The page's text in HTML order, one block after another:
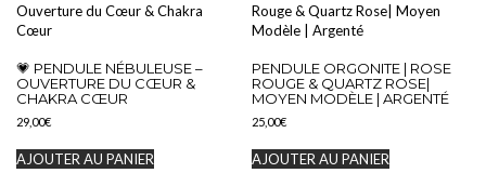
💗 PENDULE NÉBULEUSE –
OUVERTURE DU CŒUR &
CHAKRA CŒUR
29,00€
AJOUTER AU PANIER
PENDULE ORGONITE | ROSE
ROUGE & QUARTZ ROSE|
MOYEN MODÈLE | ARGENTÉ
25,00€
AJOUTER AU PANIER